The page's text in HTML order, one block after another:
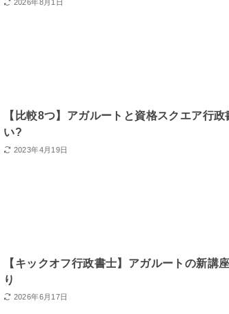
2026年8月1日
【比較8つ】アガルートと資格スクエア行
い?
2023年4月19日
【キックオフ行政書士】アガルートの新講
り
2026年6月17日